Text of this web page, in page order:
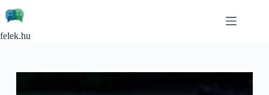
to
content
felek.hu